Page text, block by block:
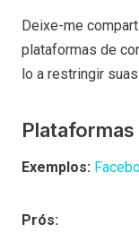
Deixe-me
plataformas de
lo a restringir
Exemplos:
Prós: